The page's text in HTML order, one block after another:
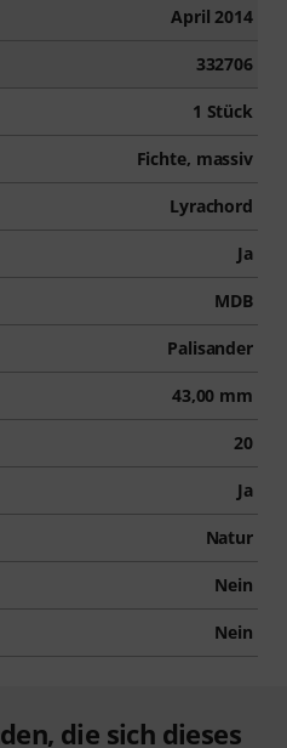
April 2014
332706
1 Stück
Fichte, massiv
Lyrachord
Ja
MDB
Palisander
43,00 mm
20
Ja
Natur
Nein
Nein
die sich dieses